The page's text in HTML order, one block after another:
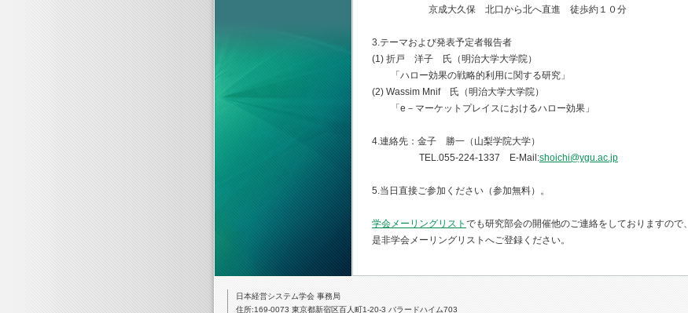
京成大久保 北口から北へ直進 徒歩約１０分
3.テーマおよび発表予定者報告者
(1) 折戸 洋子 氏（明治大学大学院）
「ハロー効果の戦略的利用に関する研究」
(2) Wassim Mnif 氏（明治大学大学院）
「e－マーケットプレイスにおけるハロー効果」
4.連絡先：金子 勝一（山梨学院大学）
TEL.055-224-1337 E-Mail:shoichi@ygu.ac.jp
5.当日直接ご参加ください（参加無料）。
学会メーリングリスト でも研究部会の開催他のご連絡をしておりますので、
是非学会メーリングリストへご登録ください。
日本経営システム学会 事務局
住所:169-0073 東京都新宿区百人町1-20-3 バラードハイム703